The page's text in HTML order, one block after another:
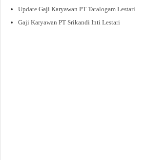
Update Gaji Karyawan PT Tatalogam Lestari
Gaji Karyawan PT Srikandi Inti Lestari